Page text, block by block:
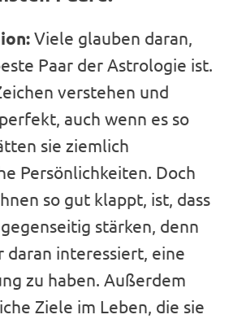
Viele glauben daran,
Paar der Astrologie ist.
verstehen und
auch wenn es so
sie ziemlich
Persönlichkeiten. Doch
so gut klappt, ist, dass
stärken, denn
daran interessiert, eine
zu haben. Außerdem
Ziele im Leben, die sie